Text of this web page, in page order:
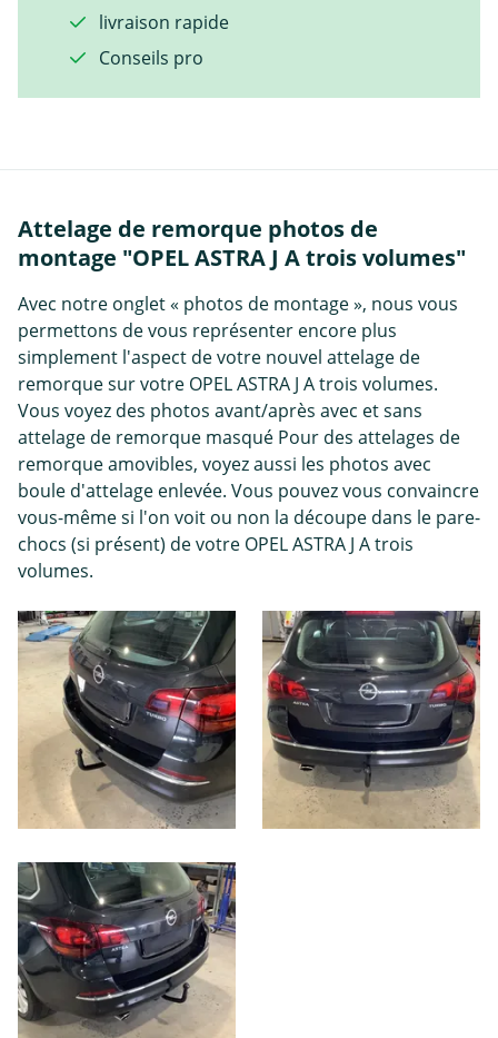
livraison rapide
Conseils pro
Attelage de remorque photos de
montage "OPEL ASTRA J A trois volumes"
Avec notre onglet « photos de montage », nous vous
permettons de vous représenter encore plus
simplement l'aspect de votre nouvel attelage de
remorque sur votre OPEL ASTRA J A trois volumes.
Vous voyez des photos avant/après avec et sans
attelage de remorque masqué Pour des attelages de
remorque amovibles, voyez aussi les photos avec
boule d'attelage enlevée. Vous pouvez vous convaincre
vous-même si l'on voit ou non la découpe dans le pare-
chocs (si présent) de votre OPEL ASTRA J A trois
volumes.